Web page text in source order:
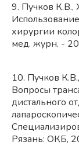
9. Пучков К.В.,
хирургии
мед. журн. -
10. Пучков
Вопросы
дистального
Рязань: ОКБ,